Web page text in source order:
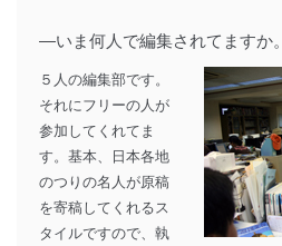
―いま何人で編集されてますか。
５人の編集部です。
それにフリーの人が
参加してくれてま
す。基本、日本各地
のつりの名人が原稿
を寄稿してくれるス
タイルですので、執